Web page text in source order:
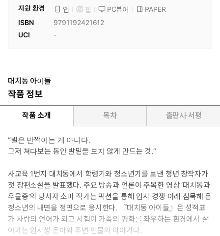
지원 환경
앱 웹 PC뷰어
PAPER
ISBN
9791192421612
UCI
-
대치동 아이들
작품 정보
작품 소개 목차 출판사 서평
“별은 반짝이는 게 아니다.
그저 쳐다보는 동안 발밑을 보지 않게 만드는 것.“
사교육 1번지 대치동에서 학령기와 청소년기를 보낸 청년 창작자가
첫 장편소설을 발표했다. 주요 방송과 언론이 주목한 영상 ‘대치동과
우울증’의 당사자 소마 작가는 픽션을 통해 입시 경쟁 아래 침묵해 온
청소년의 내면을 정면으로 응시한다. 『대치동 아이들』은 성적표
가 사랑의 언어가 되고 시험이 가족의 평화를 좌우하는 환경에서 살
아가는 입시생 은아와 주변 인물의 이야기다.